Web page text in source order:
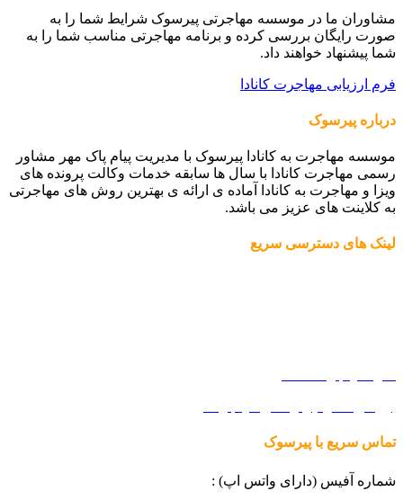
مشاوران ما در موسسه مهاجرتی پیرسوک شرایط شما را به
صورت رایگان بررسی کرده و برنامه مهاجرتی مناسب شما را به
شما پیشنهاد خواهند داد.
فرم ارزیابی مهاجرت کانادا
درباره پیرسوک
موسسه مهاجرت به کانادا پیرسوک با مدیریت پیام پاک مهر مشاور
رسمی مهاجرت کانادا با سال ها سابقه خدمات وکالت پرونده های
ویزا و مهاجرت به کانادا آماده ی ارائه ی بهترین روش های مهاجرتی
به کلاینت های عزیز می باشد.
لینک های دسترسی سریع
تماس سریع با پیرسوک
شماره آفیس (دارای واتس اپ) :